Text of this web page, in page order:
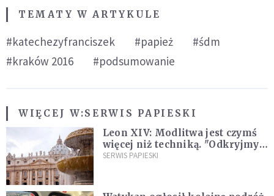
TEMATY W ARTYKULE
#katechezyfranciszek #papież
#śdm
#kraków 2016
#podsumowanie
WIĘCEJ W:SERWIS PAPIESKI
Leon XIV: Modlitwa jest czymś
więcej niż techniką. "Odkryjmy
ją na nowo"
SERWIS PAPIESKI